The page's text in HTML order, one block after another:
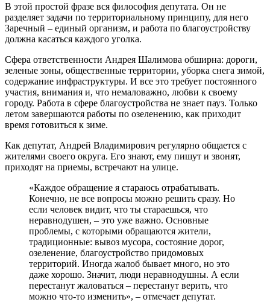
В этой простой фразе вся философия депутата. Он не
разделяет задачи по территориальному принципу, для него
Заречный – единый организм, и работа по благоустройству
должна касаться каждого уголка.
Сфера ответственности Андрея Шалимова обширна: дороги,
зеленые зоны, общественные территории, уборка снега зимой,
содержание инфраструктуры. И все это требует постоянного
участия, внимания и, что немаловажно, любви к своему
городу. Работа в сфере благоустройства не знает пауз. Только
летом завершаются работы по озеленению, как приходит
время готовиться к зиме.
Как депутат, Андрей Владимирович регулярно общается с
жителями своего округа. Его знают, ему пишут и звонят,
приходят на приемы, встречают на улице.
«Каждое обращение я стараюсь отрабатывать.
Конечно, не все вопросы можно решить сразу. Но
если человек видит, что ты стараешься, что
неравнодушен, – это уже важно. Основные
проблемы, с которыми обращаются жители,
традиционные: вывоз мусора, состояние дорог,
озеленение, благоустройство придомовых
территорий. Иногда жалоб бывает много, но это
даже хорошо. Значит, люди неравнодушны. А если
перестанут жаловаться – перестанут верить, что
можно что-то изменить», – отмечает депутат.